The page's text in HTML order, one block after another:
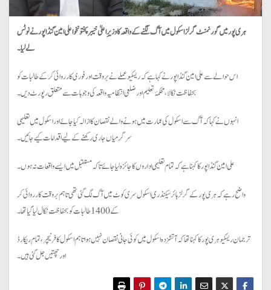
ہری پور میں گورنمنٹ گرلز اسکول میں آگ لگنے کے واقعہ کا وزیرِ اعلیٰ خیبرپختونخوا علی امین گنڈاپور نے نوٹس
لے لیا۔
اس حوالے سے علی امین گنڈاپور نے کہا ہے کہ ریسکیو عملے نے بروقت اور فوری کارروائی کر کے طالبات کو
بحفاظت نکالا، محکمۂ تعلیم اور ضلعی انتظامیہ واقعہ کی وجوہات سے متعلق رپورٹ دیں۔
انہوں نے کہا کہ آگ سے اسکول کی عمارت میں ہونے والے نقصان کا ازالہ کیا جائے اور اسکول میں تعلیمی
سرگرمیاں جاری رکھنے کے لیے اقدامات کیے جائیں۔
علی امین گنڈاپور کا کہنا ہے کہ تمام تعلیمی اداروں کا جائزہ لیا جائے تاکہ مستقبل میں ایسے واقعات نہ ہوں۔
واضح رہے کہ ہری پور کے گرلز ہائر سیکنڈری اسکول سری کوٹ میں آگ لگ گئی تھی تاہم بروقت کارروائی کر
کے 1400 طالبات کو بحفاظت نکال لیا گیا تھا۔
ترجمان ریسکیو ہری پور کا کہنا تھا کہ آتشزدہ اسکول میں کوئی جانی نقصان نہیں ہوا تاہم اسکول کا فرنیچر، تمام ریکارڈ
اور چھتیں جل گئی ہیں۔